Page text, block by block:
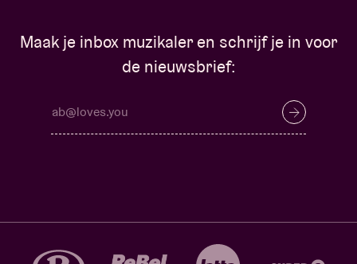
Maak je inbox muzikaler en schrijf je in voor
de nieuwsbrief: